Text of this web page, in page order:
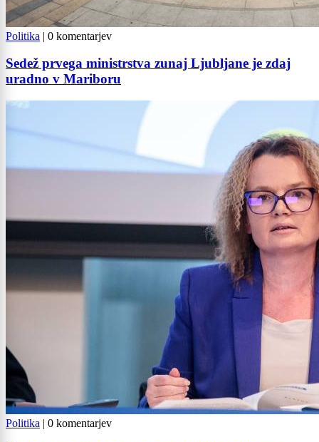
Politika | 0 komentarjev
Sedež prvega ministrstva zunaj Ljubljane je zdaj
uradno v Mariboru
Politika | 0 komentarjev